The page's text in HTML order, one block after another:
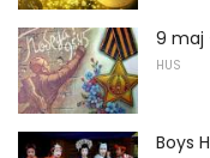
9 maj
HUS
Boys